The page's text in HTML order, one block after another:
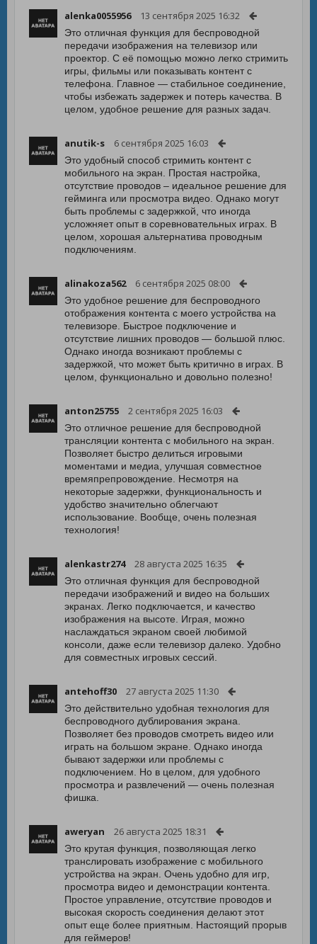
alenka0055956 13 сентября 2025 16:32
Это отличная функция для беспроводной
передачи изображения на телевизор или
проектор. С её помощью можно легко стримить
игры, фильмы или показывать контент с
телефона. Главное — стабильное соединение,
чтобы избежать задержек и потерь качества. В
целом, удобное решение для разных задач.
anutik-s 6 сентября 2025 16:03
Это удобный способ стримить контент с
мобильного на экран. Простая настройка,
отсутствие проводов – идеальное решение для
гейминга или просмотра видео. Однако могут
быть проблемы с задержкой, что иногда
усложняет опыт в соревновательных играх. В
целом, хорошая альтернатива проводным
подключениям.
alinakoza562 6 сентября 2025 08:00
Это удобное решение для беспроводного
отображения контента с моего устройства на
телевизоре. Быстрое подключение и
отсутствие лишних проводов — большой плюс.
Однако иногда возникают проблемы с
задержкой, что может быть критично в играх. В
целом, функционально и довольно полезно!
anton25755 2 сентября 2025 16:03
Это отличное решение для беспроводной
трансляции контента с мобильного на экран.
Позволяет быстро делиться игровыми
моментами и медиа, улучшая совместное
времяпрепровождение. Несмотря на
некоторые задержки, функциональность и
удобство значительно облегчают
использование. Вообще, очень полезная
технология!
alenkastr274 28 августа 2025 16:35
Это отличная функция для беспроводной
передачи изображений и видео на больших
экранах. Легко подключается, и качество
изображения на высоте. Играя, можно
наслаждаться экраном своей любимой
консоли, даже если телевизор далеко. Удобно
для совместных игровых сессий.
antehoff30 27 августа 2025 11:30
Это действительно удобная технология для
беспроводного дублирования экрана.
Позволяет без проводов смотреть видео или
играть на большом экране. Однако иногда
бывают задержки или проблемы с
подключением. Но в целом, для удобного
просмотра и развлечений — очень полезная
фишка.
aweryan 26 августа 2025 18:31
Это крутая функция, позволяющая легко
транслировать изображение с мобильного
устройства на экран. Очень удобно для игр,
просмотра видео и демонстрации контента.
Простое управление, отсутствие проводов и
высокая скорость соединения делают этот
опыт еще более приятным. Настоящий прорыв
для геймеров!